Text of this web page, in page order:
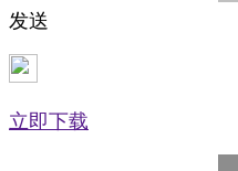
发送
立即下载